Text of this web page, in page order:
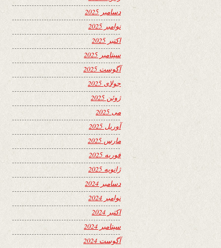
دسامبر 2025
نوامبر 2025
اکتبر 2025
سپتامبر 2025
آگوست 2025
جولای 2025
ژوئن 2025
می 2025
آوریل 2025
مارس 2025
فوریه 2025
ژانویه 2025
دسامبر 2024
نوامبر 2024
اکتبر 2024
سپتامبر 2024
آگوست 2024